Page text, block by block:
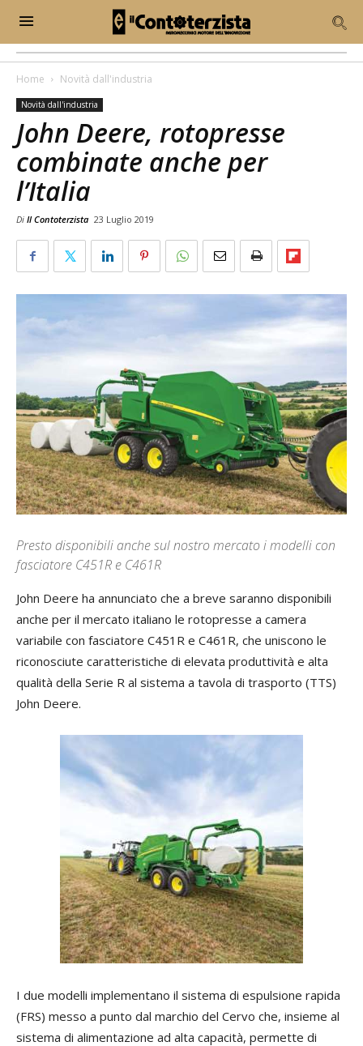
Home Novità dall'industria
Novità dall'industria
John Deere, rotopresse
combinate anche per
l’Italia
Di Il Contoterzista 23 Luglio 2019
Presto disponibili anche sul nostro mercato i modelli con
fasciatore C451R e C461R
John Deere ha annunciato che a breve saranno disponibili
anche per il mercato italiano le rotopresse a camera
variabile con fasciatore C451R e C461R, che uniscono le
riconosciute caratteristiche di elevata produttività e alta
qualità della Serie R al sistema a tavola di trasporto (TTS)
John Deere.
I due modelli implementano il sistema di espulsione rapida
(FRS) messo a punto dal marchio del Cervo che, insieme al
sistema di alimentazione ad alta capacità, permette di